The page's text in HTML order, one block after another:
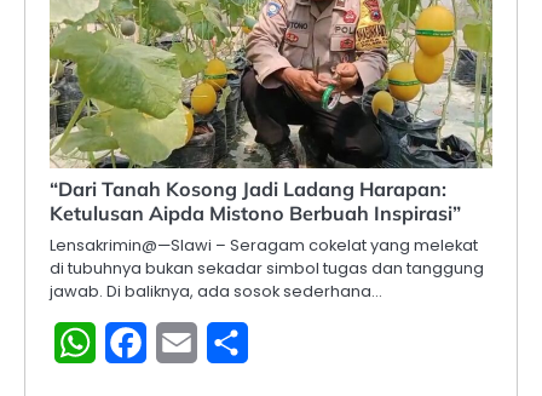
“Dari Tanah Kosong Jadi Ladang Harapan:
Ketulusan Aipda Mistono Berbuah Inspirasi”
Lensakrimin@—Slawi – Seragam cokelat yang melekat
di tubuhnya bukan sekadar simbol tugas dan tanggung
jawab. Di baliknya, ada sosok sederhana…
WhatsAppFacebook
Email